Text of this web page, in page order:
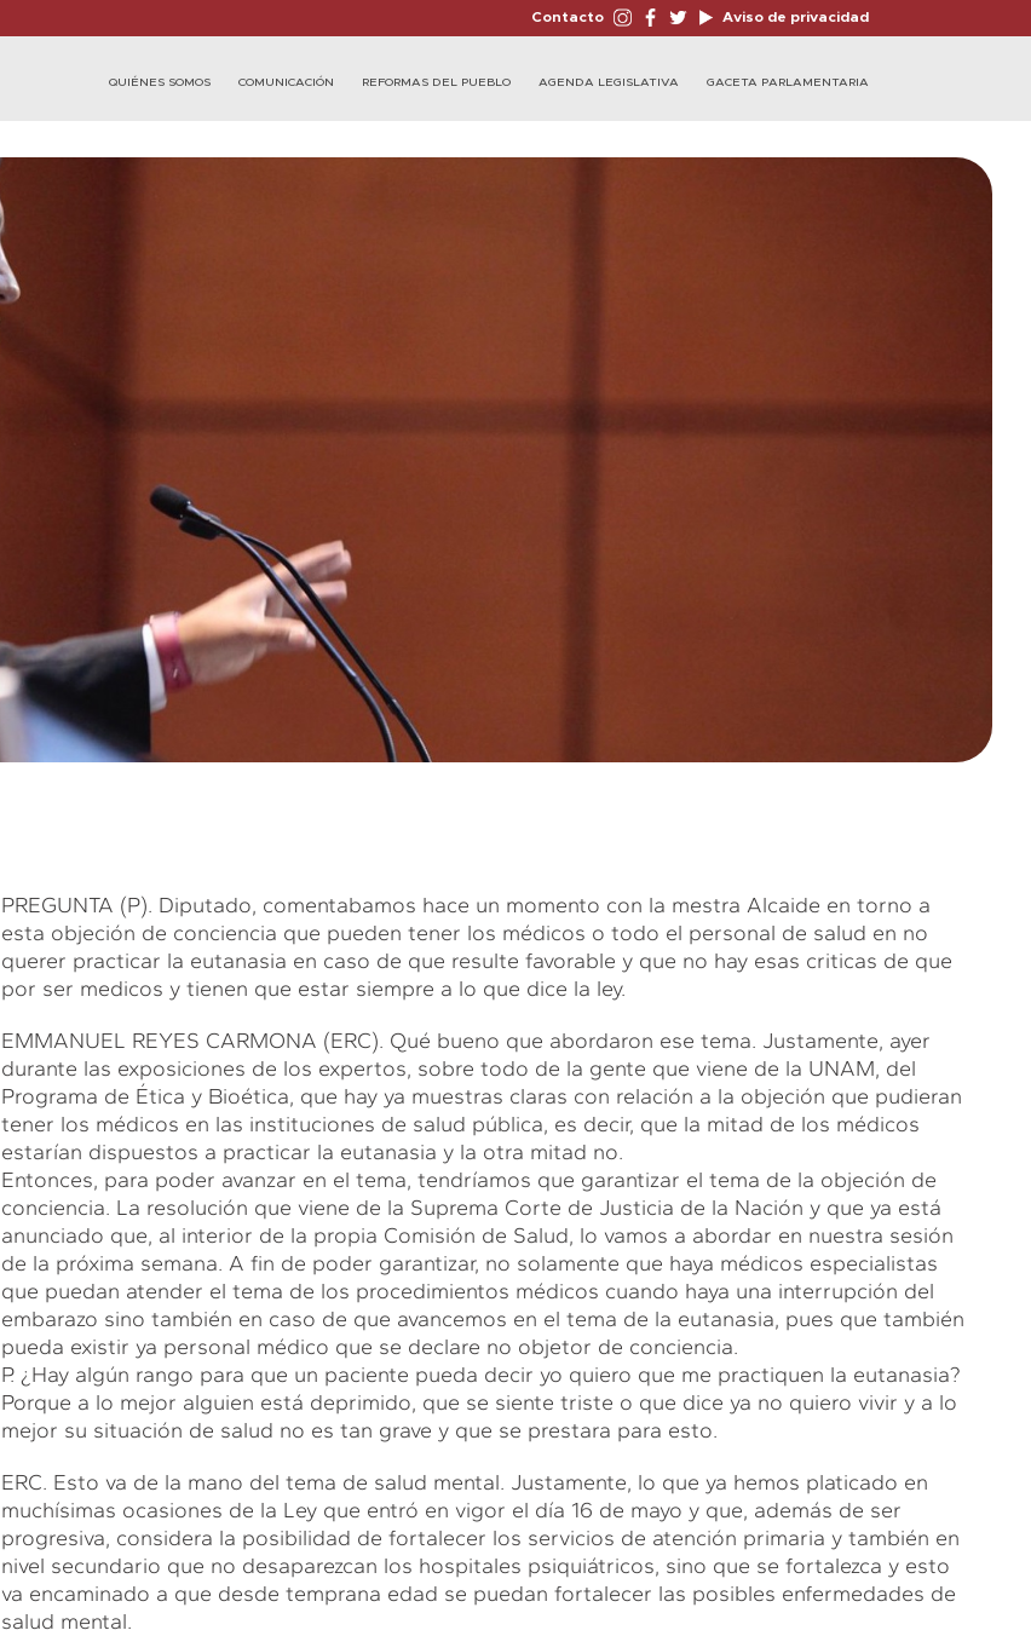
Contacto Aviso de privacidad
QUIÉNES SOMOS COMUNICACIÓN REFORMAS DEL PUEBLO AGENDA LEGISLATIVA GACETA PARLAMENTARIA
PREGUNTA (P). Diputado, comentabamos hace un momento con la mestra Alcaide en torno a
esta objeción de conciencia que pueden tener los médicos o todo el personal de salud en no
querer practicar la eutanasia en caso de que resulte favorable y que no hay esas criticas de que
por ser medicos y tienen que estar siempre a lo que dice la ley.
EMMANUEL REYES CARMONA (ERC). Qué bueno que abordaron ese tema. Justamente, ayer
durante las exposiciones de los expertos, sobre todo de la gente que viene de la UNAM, del
Programa de Ética y Bioética, que hay ya muestras claras con relación a la objeción que pudieran
tener los médicos en las instituciones de salud pública, es decir, que la mitad de los médicos
estarían dispuestos a practicar la eutanasia y la otra mitad no.
Entonces, para poder avanzar en el tema, tendríamos que garantizar el tema de la objeción de
conciencia. La resolución que viene de la Suprema Corte de Justicia de la Nación y que ya está
anunciado que, al interior de la propia Comisión de Salud, lo vamos a abordar en nuestra sesión
de la próxima semana. A fin de poder garantizar, no solamente que haya médicos especialistas
que puedan atender el tema de los procedimientos médicos cuando haya una interrupción del
embarazo sino también en caso de que avancemos en el tema de la eutanasia, pues que también
pueda existir ya personal médico que se declare no objetor de conciencia.
P. ¿Hay algún rango para que un paciente pueda decir yo quiero que me practiquen la eutanasia?
Porque a lo mejor alguien está deprimido, que se siente triste o que dice ya no quiero vivir y a lo
mejor su situación de salud no es tan grave y que se prestara para esto.
ERC. Esto va de la mano del tema de salud mental. Justamente, lo que ya hemos platicado en
muchísimas ocasiones de la Ley que entró en vigor el día 16 de mayo y que, además de ser
progresiva, considera la posibilidad de fortalecer los servicios de atención primaria y también en
nivel secundario que no desaparezcan los hospitales psiquiátricos, sino que se fortalezca y esto
va encaminado a que desde temprana edad se puedan fortalecer las posibles enfermedades de
salud mental.